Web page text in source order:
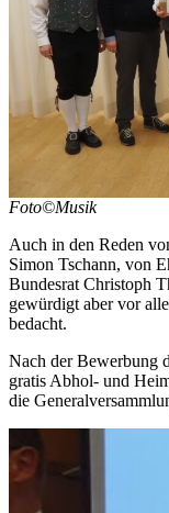
Foto©Musik
Auch in den Reden
Simon Tschann, von
Bundesrat Christoph
gewürdigt aber vor
bedacht.
Nach der Bewerbung
gratis Abhol- und
die